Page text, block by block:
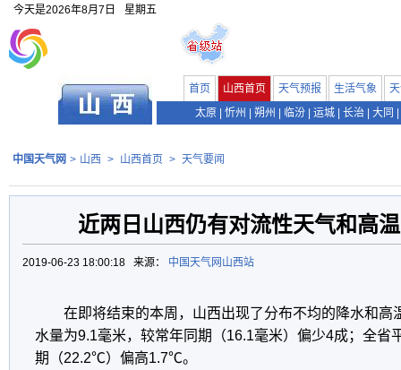
今天是2026年8月7日 星期五
首页 山西首页 天气预报 生活气象
太原
忻州 朔州 临汾 运城 长治 大同
中国天气网 > 山西 > 山西首页 > 天气要闻
近两日山西仍有对流性天气和高
2019-06-23 18:00:18 来源： 中国天气网山西站
在即将结束的本周，山西出现了分布不均的降水和高
水量为9.1毫米，较常年同期（16.1毫米）偏少4成；全
期（22.2℃）偏高1.7℃。